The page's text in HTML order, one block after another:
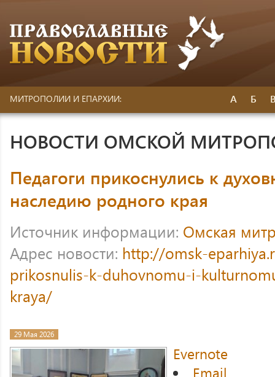
МИТРОПОЛИИ И ЕПАРХИИ: А Б
НОВОСТИ ОМСКОЙ
Педагоги прикоснулись к
наследию родного края
Источник информации: Омская
Адрес новости: http://omsk-
prikosnulis-k-duhovnomu-i-
kraya/
29 Мая 2026
Evernote
Email